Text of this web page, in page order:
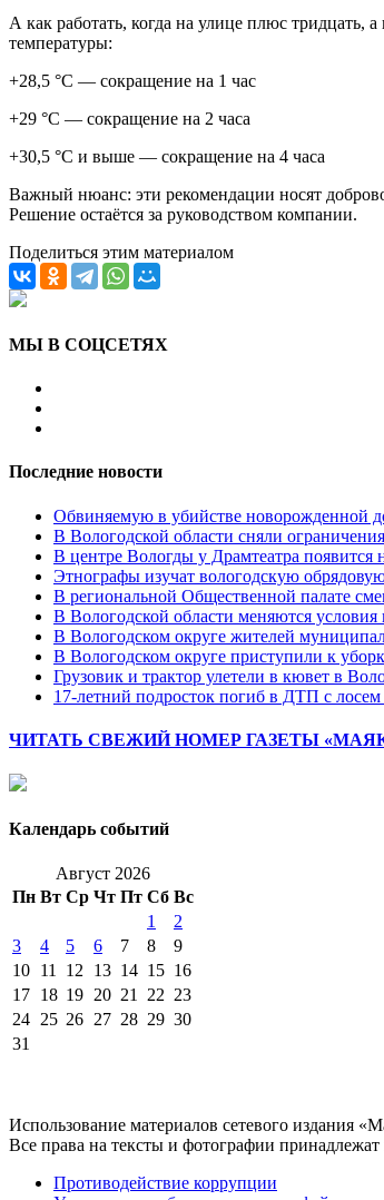
А как работать, когда на улице плюс тридцать,
температуры:
+28,5 °C — сокращение на 1 час
+29 °C — сокращение на 2 часа
+30,5 °C и выше — сокращение на 4 часа
Важный нюанс: эти рекомендации носят
Решение остаётся за руководством компании.
Поделиться этим материалом
МЫ В СОЦСЕТЯХ
Последние новости
Обвиняемую в убийстве новорожденной
В Вологодской области сняли
В центре Вологды у Драмтеатра появится
Этнографы изучат вологодскую
В региональной Общественной палате
В Вологодской области меняются
В Вологодском округе жителей
В Вологодском округе приступили к
Грузовик и трактор улетели в кювет в
17-летний подросток погиб в ДТП с лосем
ЧИТАТЬ СВЕЖИЙ НОМЕР ГАЗЕТЫ
Календарь событий
Август 2026
Пн Вт Ср Чт Пт Сб Вс
1
2
3
4 5 6 7 8
9
10 11 12 13 14 15 16
17 18 19 20 21 22 23
24 25 26 27 28 29 30
31
Использование материалов сетевого издания
Все права на тексты и фотографии принадлежат
Противодействие коррупции